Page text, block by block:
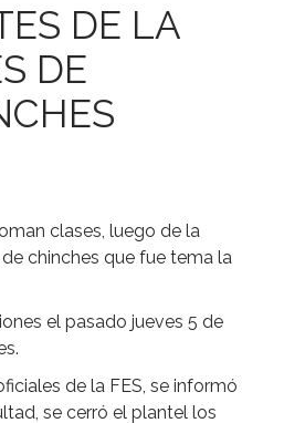
DE LA
DE
clases, luego de la
chinches que fue tema la
el pasado jueves 5 de
de la FES, se informó
se cerró el plantel los